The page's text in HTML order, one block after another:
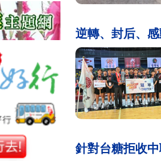
逆轉、封后、
針對台糖拒收